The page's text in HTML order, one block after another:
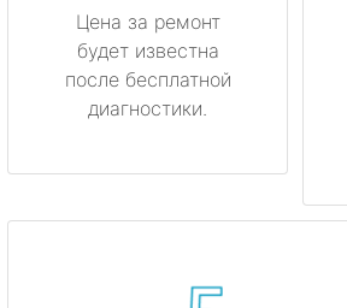
Цена за ремонт
будет известна
после бесплатной
диагностики.